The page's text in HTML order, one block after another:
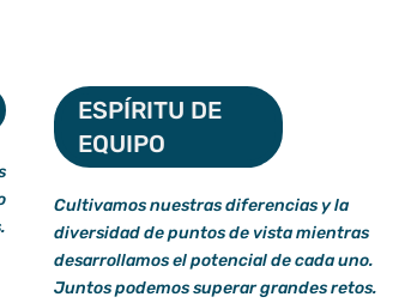
ESPÍRITU DE
EQUIPO
Cultivamos nuestras diferencias y la
diversidad de puntos de vista mientras
desarrollamos el potencial de cada uno.
Juntos podemos superar grandes retos.